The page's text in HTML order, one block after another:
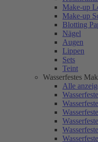
Make-up
Make-up
Blotting
Nägel
Augen
Lippen
Sets
Teint
Wasserfestes
Alle